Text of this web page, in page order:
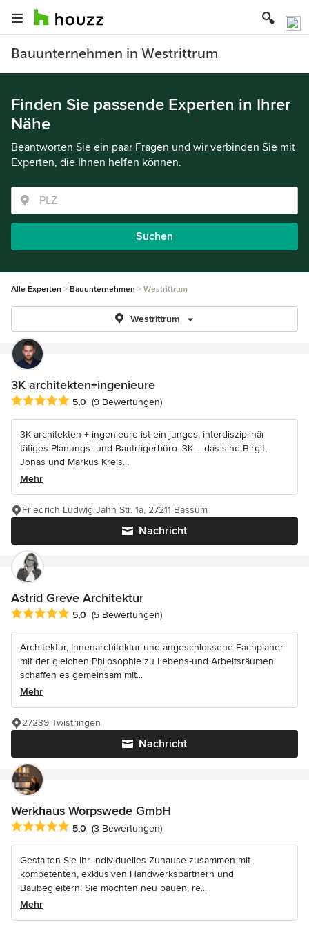
Bauunternehmen in Westrittrum
Finden Sie passende Experten in Ihrer
Nähe
Beantworten Sie ein paar Fragen und wir verbinden Sie mit
Experten, die Ihnen helfen können.
Suchen
Alle Experten Bauunternehmen Westrittrum
Westrittrum
3K architekten+ingenieure
Durchschnittliche Bewertung: 5 von 5 Sternen
5,0 (9 Bewertungen)
3K architekten + ingenieure ist ein junges, interdisziplinär
tätiges Planungs- und Bauträgerbüro. 3K – das sind Birgit,
Jonas und Markus Kreis...
Mehr
Nachricht
Friedrich Ludwig Jahn Str. 1a, 27211 Bassum
Astrid Greve Architektur
Durchschnittliche Bewertung: 5 von 5 Sternen
5,0 (5 Bewertungen)
Architektur, Innenarchitektur und angeschlossene Fachplaner
mit der gleichen Philosophie zu Lebens-und Arbeitsräumen
schaffen es gemeinsam mit...
Mehr
Nachricht
27239 Twistringen
Werkhaus Worpswede GmbH
Durchschnittliche Bewertung: 5 von 5 Sternen
5,0 (3 Bewertungen)
Gestalten Sie Ihr individuelles Zuhause zusammen mit
kompetenten, exklusiven Handwerkspartnern und
Baubegleitern! Sie möchten neu bauen, re...
Mehr